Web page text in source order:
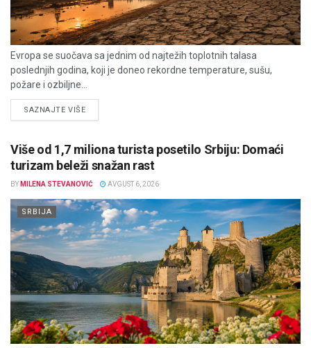
Evropa se suočava sa jednim od najtežih toplotnih talasa
poslednjih godina, koji je doneo rekordne temperature, sušu,
požare i ozbiljne...
SAZNAJTE VIŠEDETAILS
Više od 1,7 miliona turista posetilo Srbiju: Domaći
turizam beleži snažan rast
BY MILENA STEVANOVIĆ AVGUST 6, 2026
SRBIJA